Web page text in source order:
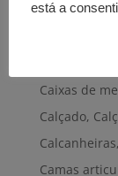
Cadeiras de
Cadeiras de
Caixas de
Calçado,
Camas
está a